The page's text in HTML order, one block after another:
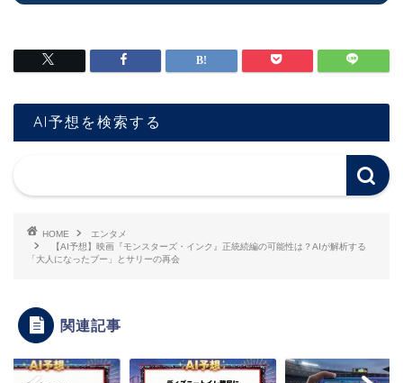
AI予想を検索する
HOME
エンタメ
【AI予想】映画『モンスターズ・インク』正統続編の可能性は？AIが解析する
「大人になったブー」とサリーの再会
関連記事